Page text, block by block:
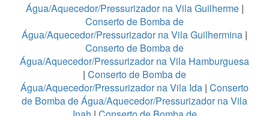
Água/Aquecedor/Pressurizador na Vila Guilherme|
Conserto de Bomba de
Água/Aquecedor/Pressurizador na Vila Guilhermina |
Conserto de Bomba de
Água/Aquecedor/Pressurizador na Vila Hamburguesa
| Conserto de Bomba de
Água/Aquecedor/Pressurizador na Vila Ida | Conserto
de Bomba de Água/Aquecedor/Pressurizador na Vila